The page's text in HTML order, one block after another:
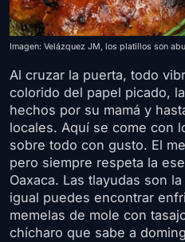
Imagen: Velázquez JM, los platillos son
Al cruzar la puerta, todo
colorido del papel picado,
hechos por su mamá y
locales. Aquí se come con
sobre todo con gusto. El
pero siempre respeta la
Oaxaca. Las tlayudas son
igual puedes encontrar
memelas de mole con
chícharo que sabe a